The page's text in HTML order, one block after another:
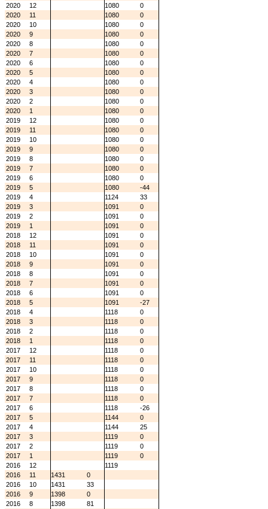
2020
12 1080
0
2020
11 1080
0
2020
10 1080
0
2020
9 1080
0
2020
8 1080
0
2020
7 1080
0
2020
6 1080
0
2020
5 1080
0
2020
4 1080
0
2020
3 1080
0
2020
2 1080
0
2020
1 1080
0
2019
12 1080
0
2019
11 1080
0
2019
10 1080
0
2019
9 1080
0
2019
8 1080
0
2019
7 1080
0
2019
6 1080
0
2019
5 1080
-44
2019
4 1124
33
2019
3 1091
0
2019
2 1091
0
2019
1 1091
0
2018
12 1091
0
2018
11 1091
0
2018
10 1091
0
2018
9 1091
0
2018
8 1091
0
2018
7 1091
0
2018
6 1091
0
2018
5 1091
-27
2018
4 1118
0
2018
3 1118
0
2018
2 1118
0
2018
1 1118
0
2017
12 1118
0
2017
11 1118
0
2017
10 1118
0
2017
9 1118
0
2017
8 1118
0
2017
7 1118
0
2017
6 1118
-26
2017
5 1144
0
2017
4 1144
25
2017
3 1119
0
2017
2 1119
0
2017
1 1119
0
2016
12
1119
2016
11 1431
0
2016
10 1431
33
2016
9 1398
0
2016
8 1398
81